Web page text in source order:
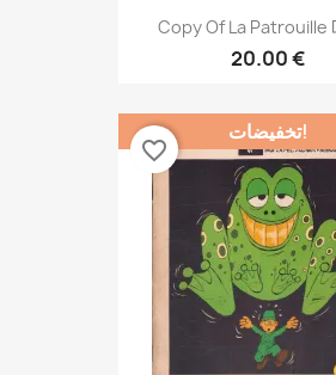
Copy Of La Patrouille
20.00 €
تخفيضات!
favorite_border